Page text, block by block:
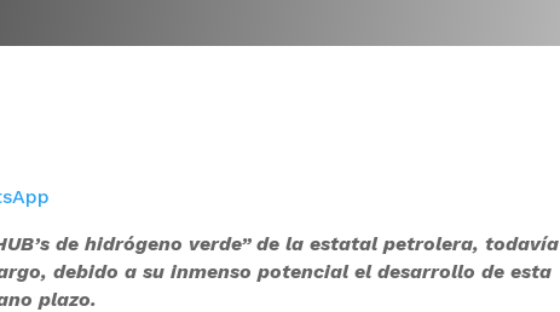
de hidrógeno verde” de la estatal petrolera, todavía
debido a su inmenso potencial el desarrollo de esta
plazo.